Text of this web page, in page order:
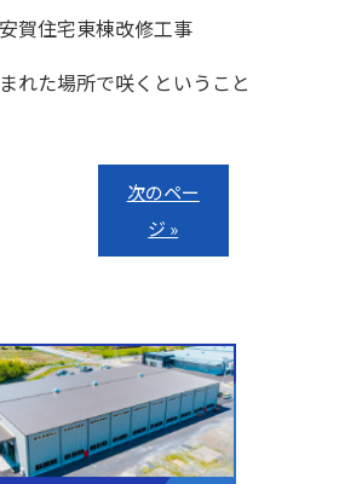
賀住宅東棟改修工事
れた場所で咲くということ
次のペー
ジ »